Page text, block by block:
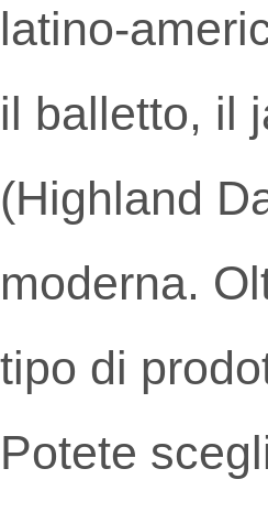
latino-
il balletto, il
(Highland
moderna.
tipo di
Potete